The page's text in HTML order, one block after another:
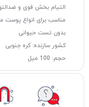
التیام بخش قوی و
مناسب برای انواع
بدون تست حیوانی
کشور سازنده: کره جنوبی
حجم: 100 میل